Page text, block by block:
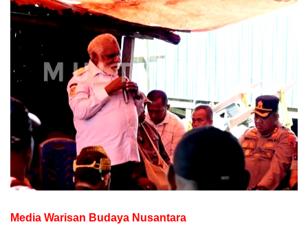
Media Warisan Budaya Nusantara